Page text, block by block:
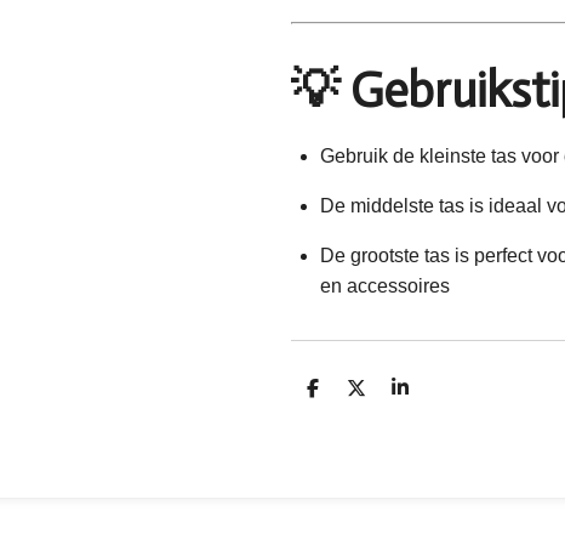
💡
Gebruik de kleinste tas
De middelste tas is ideaal
De grootste tas is perfect
en accessoires
D
D
S